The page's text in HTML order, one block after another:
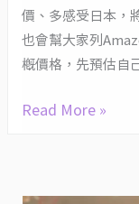
價、多感受日本，
也會幫大家列
概價格，先預估自
活
用
品
貨
Read More »